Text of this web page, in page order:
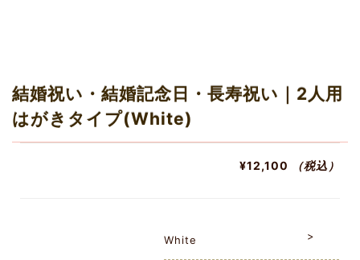
結婚祝い・結婚記念日・長寿祝い｜2人用
はがきタイプ(White)
¥12,100 （税込）
White